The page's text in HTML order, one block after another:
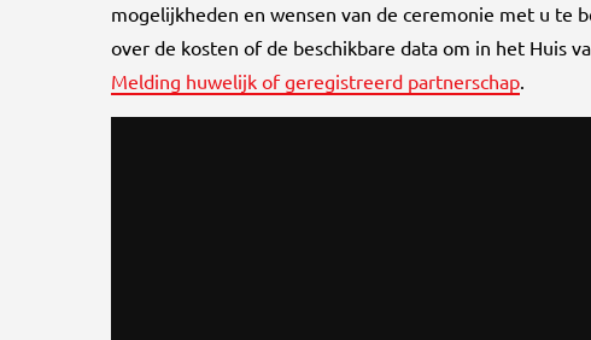
mogelijkheden en wensen van de ceremonie met u te
over de kosten of de beschikbare data om in het Huis
Melding huwelijk of geregistreerd partnerschap.